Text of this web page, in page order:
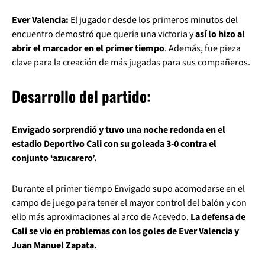
Ever Valencia: El jugador desde los primeros minutos del
encuentro demostró que quería una victoria yasí lo hizo al
abrir el marcador en el primer tiempo. Además, fue pieza
clave para la creación de más jugadas para sus compañeros.
Desarrollo del partido:
Envigado sorprendió y tuvo una noche redonda en el
estadio Deportivo Cali con su goleada 3-0 contra el
conjunto ‘azucarero’.
Durante el primer tiempo Envigado supo acomodarse en el
campo de juego para tener el mayor control del balón y con
ello más aproximaciones al arco de Acevedo. La defensa de
Cali se vio en problemas con los goles de Ever Valencia y
Juan Manuel Zapata.